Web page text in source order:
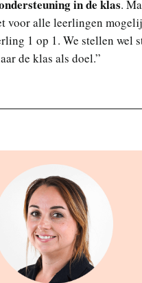
in de klas.
voor alle leerlingen
1 op 1. We stellen wel
de klas als doel.”